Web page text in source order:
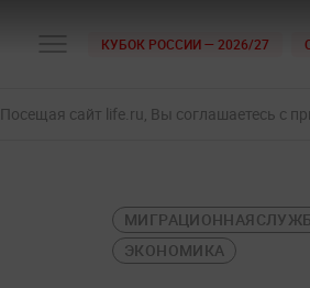
КУБОК РОССИИ — 2026/27
Посещая сайт life.ru, Вы соглашаетесь с
ЭКОНОМИКА